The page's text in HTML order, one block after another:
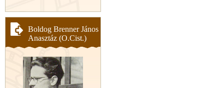
Boldog Brenner János
Anasztáz (O.Cist.)